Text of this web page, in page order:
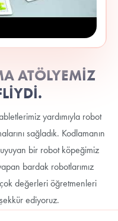
ATÖLYEMİZ
yardımıyla robot
sağladık. Kodlamanın
bir robot köpeğimiz
bardak robotlarımız
değerleri öğretmenleri
ediyoruz.